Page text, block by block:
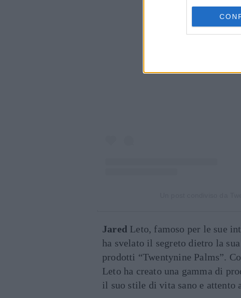
Visualizza
Jared Leto, famoso per le sue
ha svelato il segreto dietro la
prodotti “Twentynine Palms”.
Leto ha creato una gamma di
il suo stile di vita sano e attento